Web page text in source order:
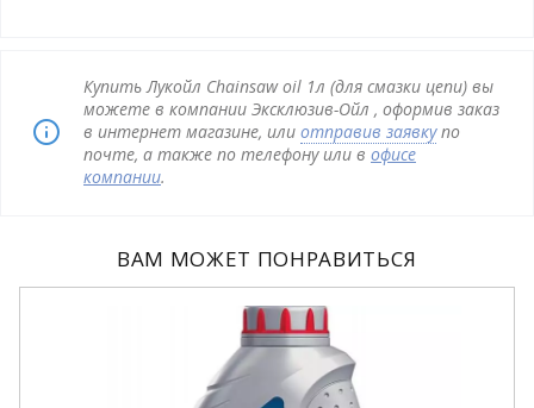
Купить Лукойл Сhainsaw oil 1л (для смазки цепи) вы
можете в компании Эксклюзив-Ойл , оформив заказ
в интернет магазине, или отправив заявкупо
почте, а также по телефону или в офисе
компании.
ВАМ МОЖЕТ ПОНРАВИТЬСЯ